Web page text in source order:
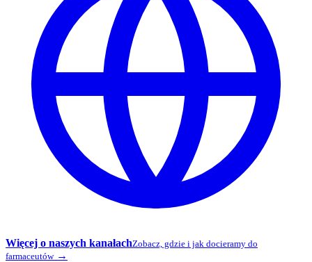
Więcej o naszych kanałachZobacz, gdzie i jak docieramy do
farmaceutów →